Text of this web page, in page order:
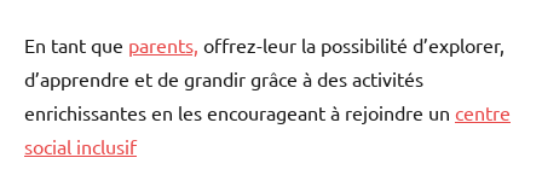
En tant que parents, offrez-leur la possibilité d’explorer,
d’apprendre et de grandir grâce à des activités
enrichissantes en les encourageant à rejoindre un centre
social inclusif